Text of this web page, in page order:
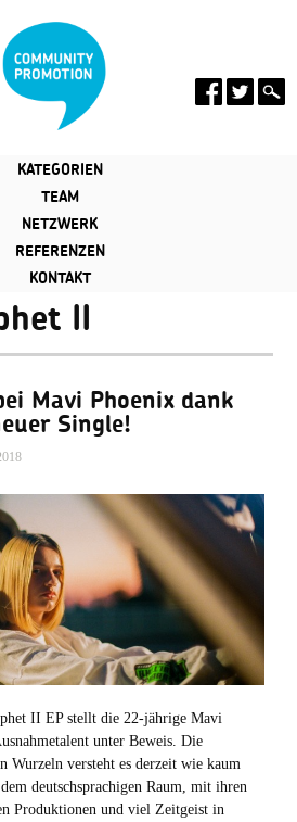
KATEGORIEN
TEAM
NETZWERK
REFERENZEN
KONTAKT
II
Mavi Phoenix dank
Single!
II EP stellt die 22-jährige Mavi
unter Beweis. Die
Wurzeln versteht es derzeit wie kaum
deutschsprachigen Raum, mit ihren
Produktionen und viel Zeitgeist in